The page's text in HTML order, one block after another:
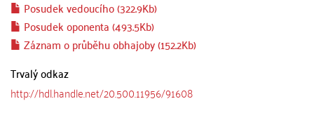
Posudek vedoucího (322.9Kb)
Posudek oponenta (493.5Kb)
Záznam o průběhu obhajoby (152.2Kb)
Trvalý odkaz
http://hdl.handle.net/20.500.11956/91608